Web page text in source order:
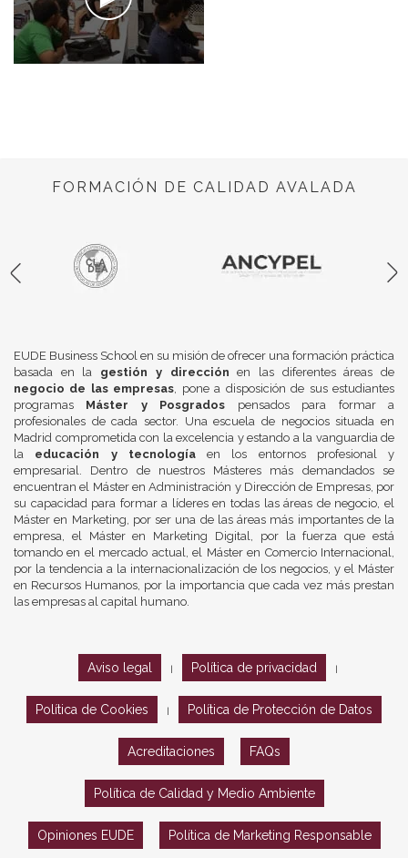
FORMACIÓN DE CALIDAD AVALADA
EUDE Business School en su misión de ofrecer una formación práctica
basada en la gestión y dirección en las diferentes áreas de
negocio de las empresas, pone a disposición de sus estudiantes
programas Máster y Posgrados pensados para formar a
profesionales de cada sector. Una escuela de negocios situada en
Madrid comprometida con la excelencia y estando a la vanguardia de
la educación y tecnologíaen los entornos profesional y
empresarial. Dentro de nuestros Másteres más demandados se
encuentran el Máster en Administración y Dirección de Empresas, por
su capacidad para formar a líderes en todas las áreas de negocio, el
Máster en Marketing, por ser una de las áreas más importantes de la
empresa, el Máster en Marketing Digital, por la fuerza que está
tomando en el mercado actual, el Máster en Comercio Internacional,
por la tendencia a la internacionalización de los negocios, y el Máster
en Recursos Humanos, por la importancia que cada vez más prestan
las empresas al capital humano.
Aviso legal Política de privacidad
Política de Cookies Política de Protección de Datos
Acreditaciones FAQs
Política de Calidad y Medio Ambiente
Opiniones EUDE Política de Marketing Responsable